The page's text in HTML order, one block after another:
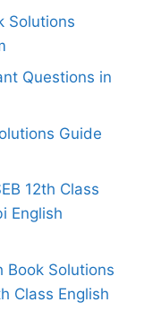
Solutions
Questions in
Guide
12th Class
English
Book Solutions
Class English